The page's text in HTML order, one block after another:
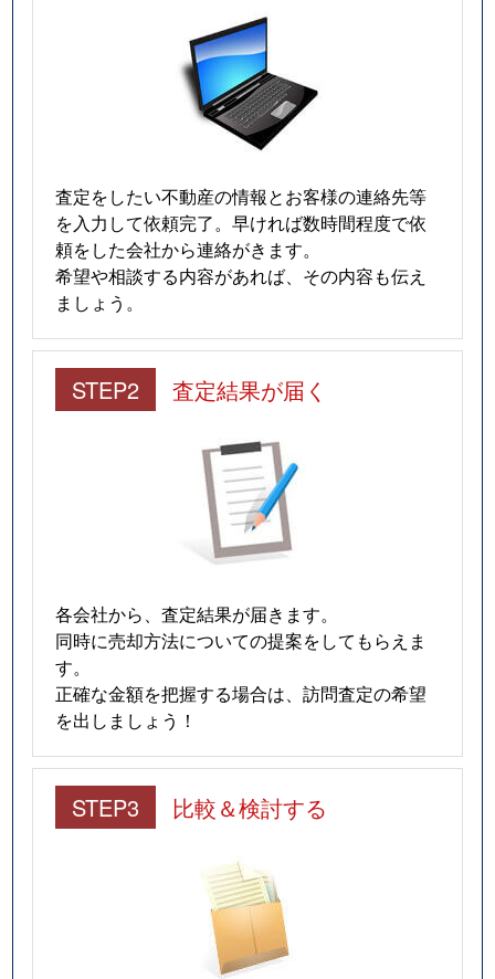
査定をしたい不動産の情報とお客様の連絡先等
を入力して依頼完了。早ければ数時間程度で依
頼をした会社から連絡がきます。
希望や相談する内容があれば、その内容も伝え
ましょう。
STEP2 査定結果が届く
各会社から、査定結果が届きます。
同時に売却方法についての提案をしてもらえま
す。
正確な金額を把握する場合は、訪問査定の希望
を出しましょう！
STEP3 比較＆検討する